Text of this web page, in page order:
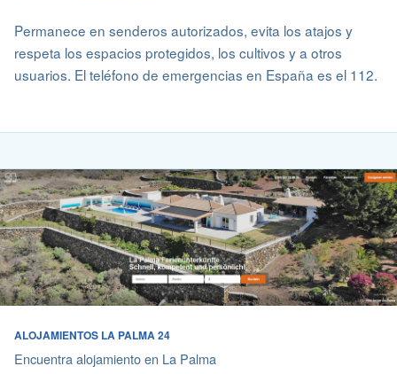
Permanece en senderos autorizados, evita los atajos y
respeta los espacios protegidos, los cultivos y a otros
usuarios. El teléfono de emergencias en España es el 112.
ALOJAMIENTOS LA PALMA 24
Encuentra alojamiento en La Palma